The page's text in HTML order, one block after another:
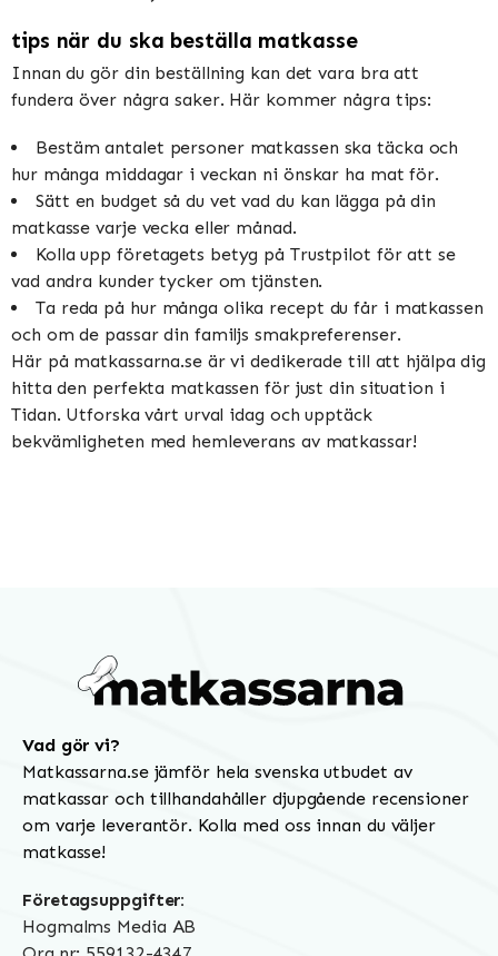
tips när du ska beställa matkasse
Innan du gör din beställning kan det vara bra att
fundera över några saker. Här kommer några tips:
Bestäm antalet personer matkassen ska täcka och
hur många middagar i veckan ni önskar ha mat för.
Sätt en budget så du vet vad du kan lägga på din
matkasse varje vecka eller månad.
Kolla upp företagets betyg på Trustpilot för att se
vad andra kunder tycker om tjänsten.
Ta reda på hur många olika recept du får i matkassen
och om de passar din familjs smakpreferenser.
Här på matkassarna.se är vi dedikerade till att hjälpa dig
hitta den perfekta matkassen för just din situation i
Tidan. Utforska vårt urval idag och upptäck
bekvämligheten med hemleverans av matkassar!
Vad gör vi?
Matkassarna.se jämför hela svenska utbudet av
matkassar och tillhandahåller djupgående recensioner
om varje leverantör. Kolla med oss innan du väljer
matkasse!
Företagsuppgifter:
Hogmalms Media AB